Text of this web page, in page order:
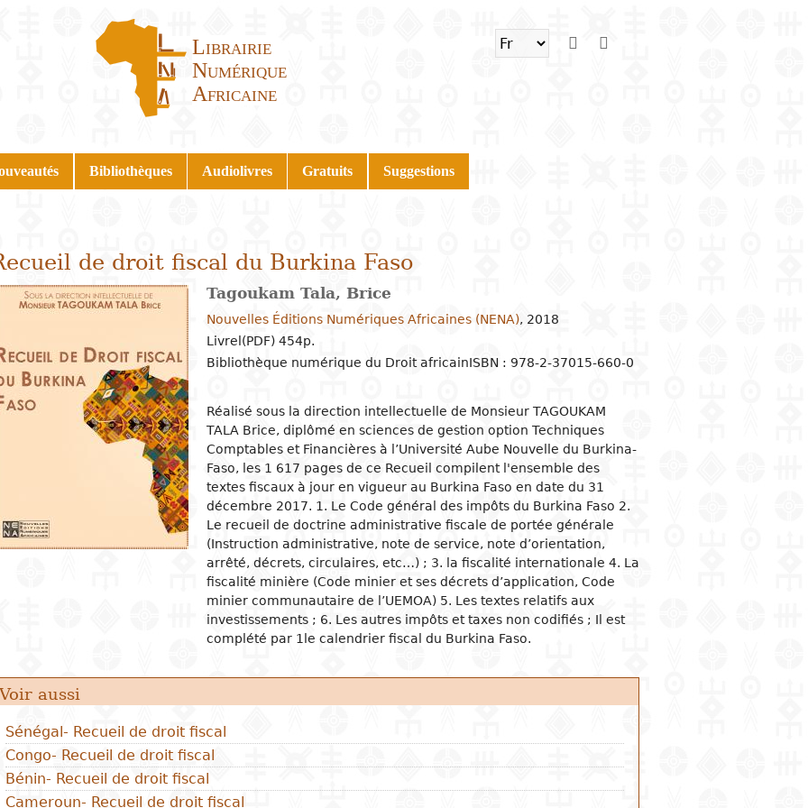
Librairie
Numérique
Africaine
Bibliothèques Audiolivres Gratuits Suggestions
de droit fiscal du Burkina Faso
Tagoukam Tala, Brice
Nouvelles Éditions Numériques Africaines (NENA), 2018
Livrel(PDF) 454p.
Bibliothèque numérique du Droit africainISBN : 978-2-37015-660-0
Réalisé sous la direction intellectuelle de Monsieur TAGOUKAM
TALA Brice, diplômé en sciences de gestion option Techniques
Comptables et Financières à l’Université Aube Nouvelle du Burkina-
Faso, les 1 617 pages de ce Recueil compilent l'ensemble des
textes fiscaux à jour en vigueur au Burkina Faso en date du 31
décembre 2017. 1. Le Code général des impôts du Burkina Faso 2.
Le recueil de doctrine administrative fiscale de portée générale
(Instruction administrative, note de service, note d’orientation,
arrêté, décrets, circulaires, etc…) ; 3. la fiscalité internationale 4. La
fiscalité minière (Code minier et ses décrets d’application, Code
minier communautaire de l’UEMOA) 5. Les textes relatifs aux
investissements ; 6. Les autres impôts et taxes non codifiés ; Il est
complété par 1le calendrier fiscal du Burkina Faso.
Voir aussi
Sénégal- Recueil de droit fiscal
Congo- Recueil de droit fiscal
Bénin- Recueil de droit fiscal
Cameroun- Recueil de droit fiscal
Islam
Pratiques religieuses
Christianisme
Approches philosophiques
Logique et théorie de la
connaissance
Philosophie de la nature
Éthique
de la nature
Mathématiques
Biologie
Environnement
humaines
Archéologie et préhistoire
Géographie
Histoire
Biographies
Psychologie
Démographie
Anthropologie et ethnologie
Sociologie
Etudes sociologiques
Groupes et organisations
Mariage et famille
Femme et féminisme
Information et communication
Criminalité
Politique
Actualités et vie politiques
Institutions politiques
Organisation judiciaire
Gouvernement et
administration publique
Relations internationales
Situation économique
Économie du développement
Politiques économiques
Production et industrie
Travail
Entrepreneuriat
Finances banques et monnaie
Commerce intérieur
Relations économiques
Droit en général
Droit public
Droit civil
Droit pénal
Droit fiscal
Droit douanier
Droit du travail
Droit OHADA
Droit bancaire
Droit foncier et immobilier
Agriculture
Agronomie
Élevage
Pêche
Énergie
Eau
Assainissement
Santé
Pharmacologie
Médecine
Technologies de l'information
et de la communication
Management
Comptabilité finances
Ressources humaines
Gestion et contrôle de la
production
Marketing et communication
spectacle
scolaire et
primaire
secondaire
technique et